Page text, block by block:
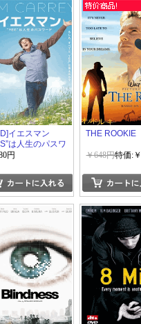
イエスマン
は人生のパスワ
円
THE ROOKIE
￥648円特価: